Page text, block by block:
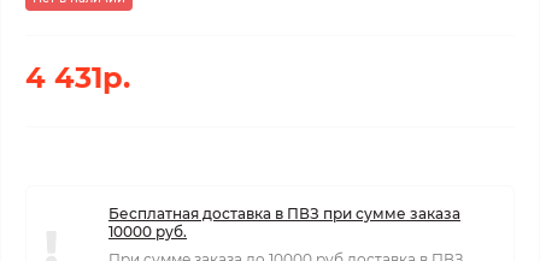
4 431р.
Бесплатная доставка в ПВЗ при сумме заказа
10000 руб.